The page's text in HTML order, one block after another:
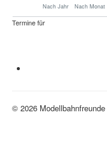
Nach Jahr Nach Monat
Termine für
Limite der
© 2026